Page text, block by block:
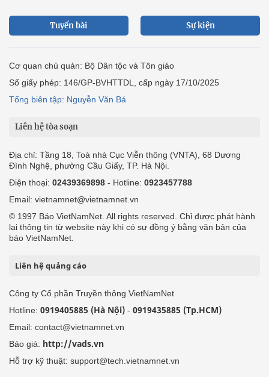
Tuyến bài Sự kiện
Cơ quan chủ quản: Bộ Dân tộc và Tôn giáo
Số giấy phép: 146/GP-BVHTTDL, cấp ngày 17/10/2025
Tổng biên tập: Nguyễn Văn Bá
Liên hệ tòa soạn
Địa chỉ: Tầng 18, Toà nhà Cục Viễn thông (VNTA), 68 Dương
Đình Nghệ, phường Cầu Giấy, TP. Hà Nội.
Điện thoại: 02439369898 - Hotline: 0923457788
Email: vietnamnet@vietnamnet.vn
© 1997 Báo VietNamNet. All rights reserved. Chỉ được phát hành
lại thông tin từ website này khi có sự đồng ý bằng văn bản của
báo VietNamNet.
Liên hệ quảng cáo
Công ty Cổ phần Truyền thông VietNamNet
Hotline: 0919405885 (Hà Nội) - 0919435885 (Tp.HCM)
Email: contact@vietnamnet.vn
Báo giá: http://vads.vn
Hỗ trợ kỹ thuật: support@tech.vietnamnet.vn